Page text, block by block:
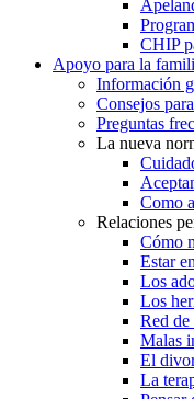
CHIP
Apoyo para la
Información
Consejos
Preguntas
La nueva
Como
Relaciones
Cómo
Estar
Los
Los
Red de
Malas
El
La